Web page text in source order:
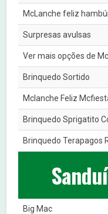
McLanche feliz
Surpresas avulsas
Ver mais opções de
Brinquedo Sortido
Mclanche Feliz
Brinquedo Sprigatito
Brinquedo Terapagos
Big Mac